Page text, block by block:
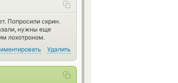
Попросили скрин.
нужны еще
лохотроном.
Удалить